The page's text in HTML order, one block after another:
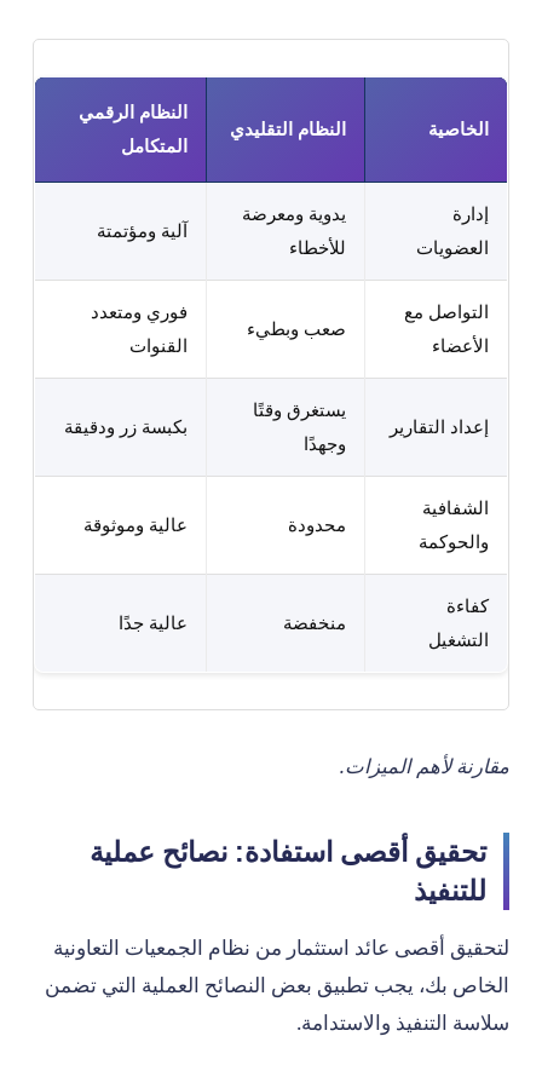
الخاصية النظام التقليدي
النظام الرقمي
المتكامل
إدارة
العضويات
يدوية ومعرضة
للأخطاء
آلية ومؤتمتة
التواصل مع
الأعضاء
صعب وبطيء
فوري ومتعدد
القنوات
إعداد التقارير
يستغرق وقتًا
وجهدًا
بكبسة زر ودقيقة
الشفافية
والحوكمة
محدودة عالية وموثوقة
كفاءة
التشغيل
منخفضة عالية جدًا
مقارنة لأهم الميزات.
تحقيق أقصى استفادة: نصائح عملية
للتنفيذ
لتحقيق أقصى عائد استثمار من نظام الجمعيات التعاونية
الخاص بك، يجب تطبيق بعض النصائح العملية التي تضمن
سلاسة التنفيذ والاستدامة.